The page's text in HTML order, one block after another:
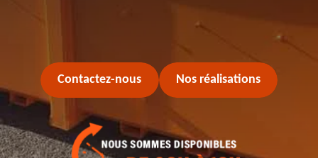
Contactez-nous Nos réalisations